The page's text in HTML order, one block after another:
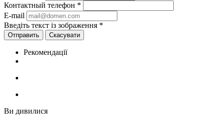
Контактный телефон *
E-mail
Введіть текст із зображення *
Скасувати
Рекомендації
Ви дивилися